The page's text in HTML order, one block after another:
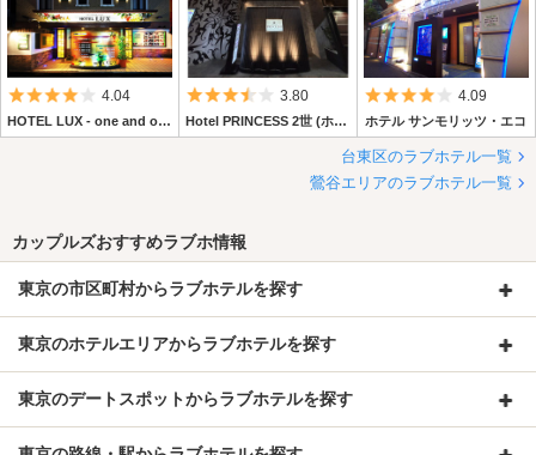
5つ星のうち4
4.04
HOTEL LUX - one and only resort - (ホテル ラックス)
5つ星のうち3.5
3.80
Hotel PRINCESS 2世 (ホテル プリンセス ニセイ)
5つ星のうち4
4.09
ホテル サンモリッツ・エコ
台東区のラブホテル一覧
鶯谷エリアのラブホテル一覧
カップルズおすすめラブホ情報
東京の市区町村からラブホテルを探す
東京のホテルエリアからラブホテルを探す
東京のデートスポットからラブホテルを探す